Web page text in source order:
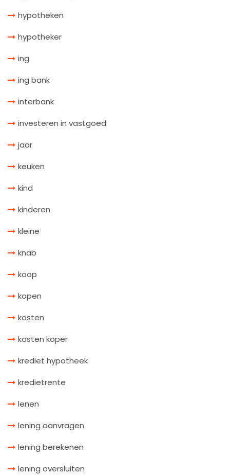
hypotheken
hypotheker
ing
ing bank
interbank
investeren in vastgoed
jaar
keuken
kind
kinderen
kleine
knab
koop
kopen
kosten
kosten koper
krediet hypotheek
kredietrente
lenen
lening aanvragen
lening berekenen
lening oversluiten